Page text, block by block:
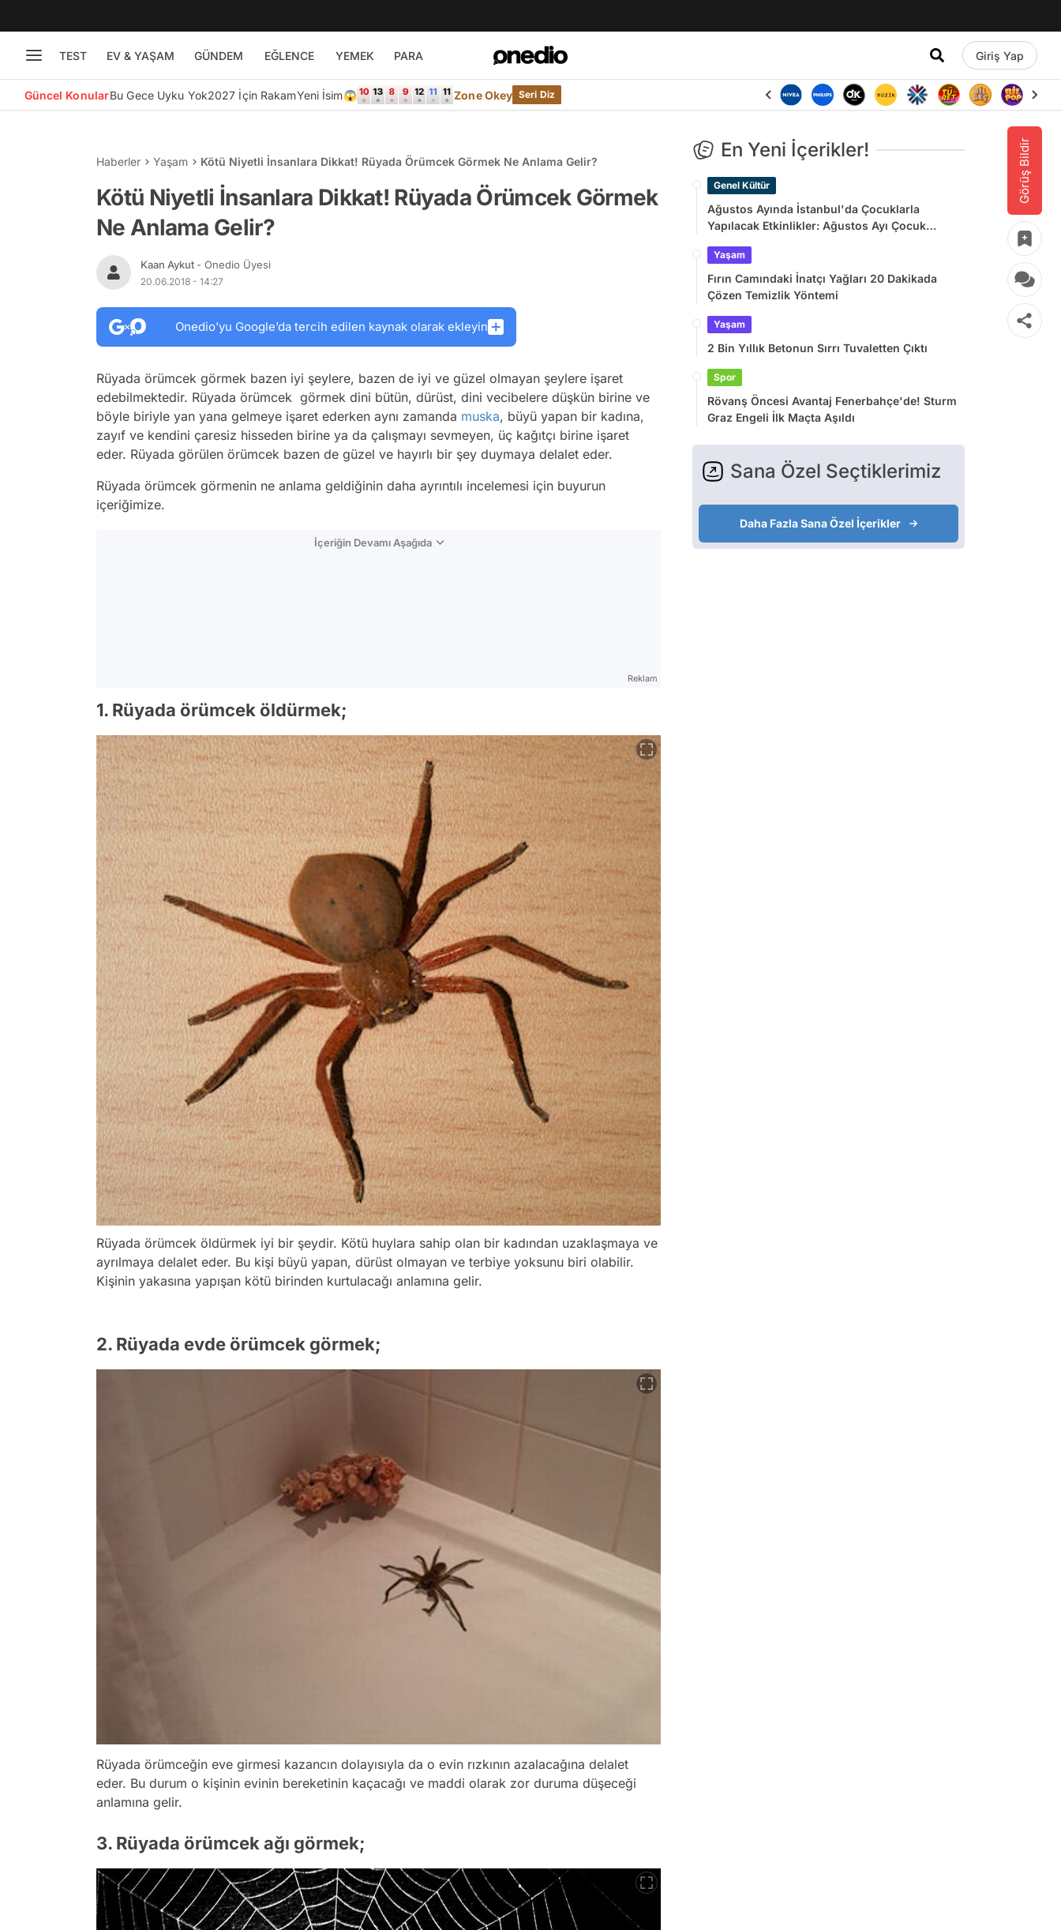
TEST EV & YAŞAM GÜNDEM EĞLENCE YEMEK PARA Giriş Yap
Güncel KonularBu Gece Uyku Yok2027 İçin RakamYeni İsim😱 Zone Okey Seri Diz
Görüş Bildir
Haberler Yaşam Kötü Niyetli İnsanlara Dikkat! Rüyada Örümcek Görmek Ne Anlama Gelir?
Kötü Niyetli İnsanlara Dikkat! Rüyada Örümcek Görmek
Ne Anlama Gelir?
Kaan Aykut - Onedio Üyesi
20.06.2018 - 14:27
Onedio’yu Google’da tercih edilen kaynak olarak ekleyin
Rüyada örümcek görmek bazen iyi şeylere, bazen de iyi ve güzel olmayan şeylere işaret
edebilmektedir. Rüyada örümcek görmek dini bütün, dürüst, dini vecibelere düşkün birine ve
böyle biriyle yan yana gelmeye işaret ederken aynı zamanda muska, büyü yapan bir kadına,
zayıf ve kendini çaresiz hisseden birine ya da çalışmayı sevmeyen, üç kağıtçı birine işaret
eder. Rüyada görülen örümcek bazen de güzel ve hayırlı bir şey duymaya delalet eder.
Rüyada örümcek görmenin ne anlama geldiğinin daha ayrıntılı incelemesi için buyurun
içeriğimize.
İçeriğin Devamı Aşağıda
Reklam
1. Rüyada örümcek öldürmek;
Rüyada örümcek öldürmek iyi bir şeydir. Kötü huylara sahip olan bir kadından uzaklaşmaya ve
ayrılmaya delalet eder. Bu kişi büyü yapan, dürüst olmayan ve terbiye yoksunu biri olabilir.
Kişinin yakasına yapışan kötü birinden kurtulacağı anlamına gelir.
2. Rüyada evde örümcek görmek;
Rüyada örümceğin eve girmesi kazancın dolayısıyla da o evin rızkının azalacağına delalet
eder. Bu durum o kişinin evinin bereketinin kaçacağı ve maddi olarak zor duruma düşeceği
anlamına gelir.
3. Rüyada örümcek ağı görmek;
En Yeni İçerikler!
Genel Kültür
Ağustos Ayında İstanbul'da Çocuklarla
Yapılacak Etkinlikler: Ağustos Ayı Çocuk
Yaşam
Fırın Camındaki İnatçı Yağları 20 Dakikada
Çözen Temizlik Yöntemi
Yaşam
2 Bin Yıllık Betonun Sırrı Tuvaletten Çıktı
Spor
Rövanş Öncesi Avantaj Fenerbahçe'de! Sturm
Graz Engeli İlk Maçta Aşıldı
Sana Özel Seçtiklerimiz
Daha Fazla Sana Özel İçerikler